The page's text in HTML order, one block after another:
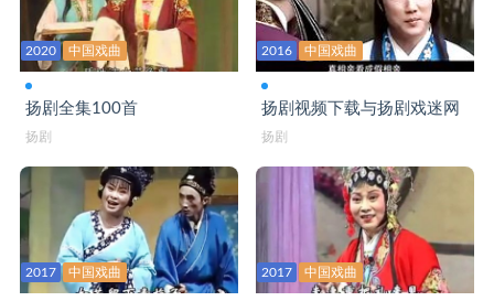
2020 中国戏曲
扬剧全集100首
扬剧
2016 中国戏曲
扬剧视频下载与扬剧戏迷网
扬剧
2017 中国戏曲 2017 中国戏曲